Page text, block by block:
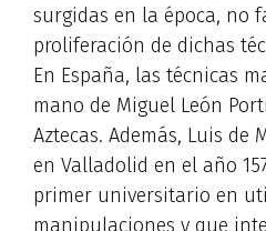
surgidas en la época, no
proliferación de dichas
En España, las técnicas
mano de Miguel León
Aztecas. Además, Luis de
en Valladolid en el año
primer universitario en
manipulaciones y que